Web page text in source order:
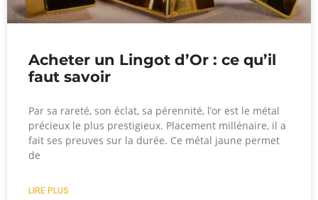
Acheter un Lingot d’Or : ce qu’il
faut savoir
Par sa rareté, son éclat, sa pérennité, l’or est le métal
précieux le plus prestigieux. Placement millénaire, il a
fait ses preuves sur la durée. Ce métal jaune permet
de
LIRE PLUS